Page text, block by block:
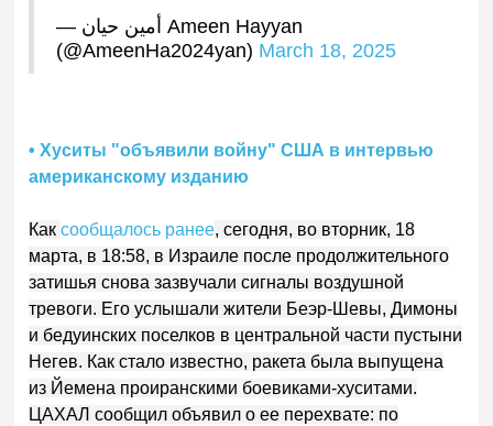
— أمين حيان Ameen Hayyan
(@AmeenHa2024yan) March 18, 2025
• Хуситы "объявили войну" США в интервью
американскому изданию
Каксообщалось ранее, сегодня, во вторник, 18
марта, в 18:58, в Израиле после продолжительного
затишья снова зазвучали сигналы воздушной
тревоги. Его услышали жители Беэр-Шевы, Димоны
и бедуинских поселков в центральной части пустыни
Негев. Как стало известно, ракета была выпущена
из Йемена проиранскими боевиками-хуситами.
ЦАХАЛ сообщил объявил о ее перехвате: по